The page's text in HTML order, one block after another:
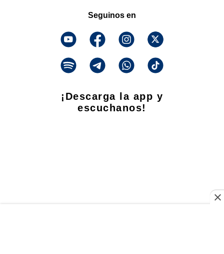
Seguinos en
¡Descarga la app y
escuchanos!